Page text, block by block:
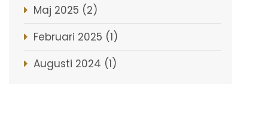
Maj 2025 (2)
Februari 2025 (1)
Augusti 2024 (1)